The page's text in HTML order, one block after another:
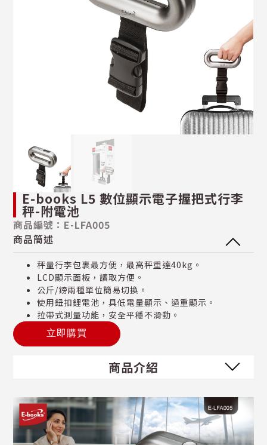
E-books L5 數位顯示電子握把式行李
秤-附電池
商品編號：E-LFA005
商品簡述
秤量行李包裹最方便，最高秤重達40kg。
LCD顯示面板，讀取方便。
公斤/鎊兩種單位簡易切換。
使用鈕扣鋰電池，具低電量顯示、過重顯示。
拉帶式測量功能，安全平穩不滑動。
立即購買
商品介紹